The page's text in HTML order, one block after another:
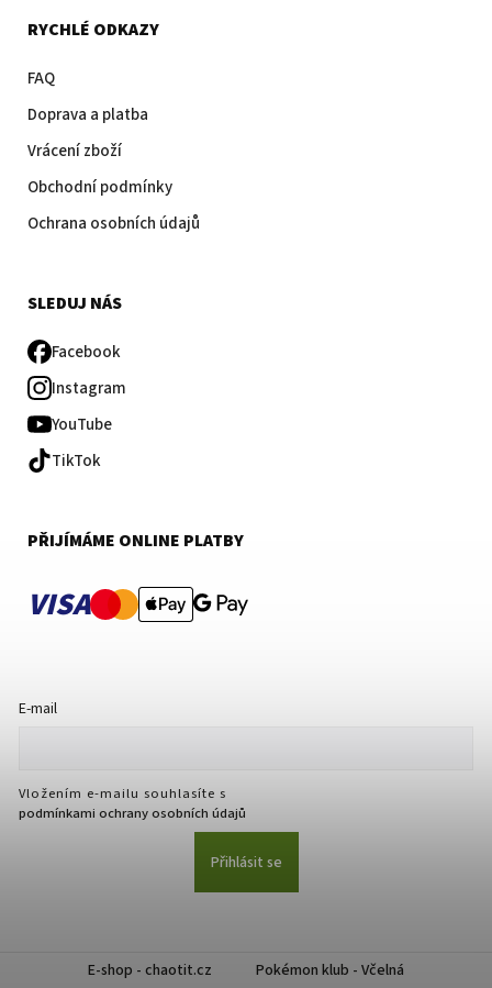
RYCHLÉ ODKAZY
FAQ
Doprava a platba
Vrácení zboží
Obchodní podmínky
Ochrana osobních údajů
SLEDUJ NÁS
Facebook
Instagram
YouTube
TikTok
PŘIJÍMÁME ONLINE PLATBY
VISA
E-mail
Vložením e-mailu souhlasíte s
podmínkami ochrany osobních údajů
Přihlásit se
E-shop - chaotit.cz Pokémon klub - Včelná